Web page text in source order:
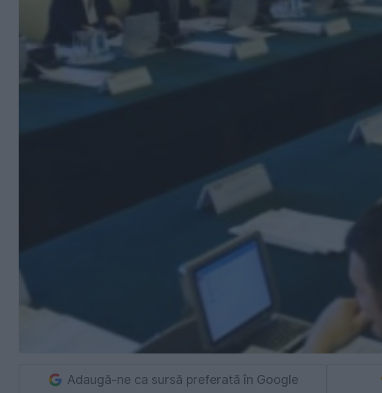
Adaugă-ne ca sursă preferată în Google